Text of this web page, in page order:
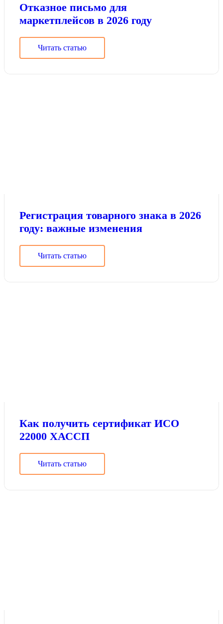
Отказное письмо для
маркетплейсов в 2026 году
Читать статью
Регистрация товарного знака в 2026
году: важные изменения
Читать статью
Как получить сертификат ИСО
22000 ХАССП
Читать статью